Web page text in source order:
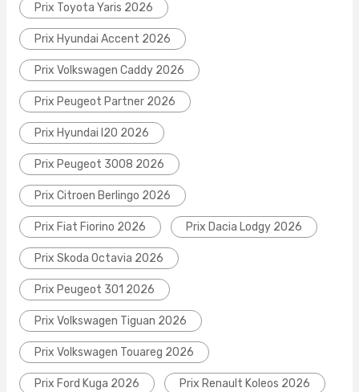
Prix Toyota Yaris 2026
Prix Hyundai Accent 2026
Prix Volkswagen Caddy 2026
Prix Peugeot Partner 2026
Prix Hyundai I20 2026
Prix Peugeot 3008 2026
Prix Citroen Berlingo 2026
Prix Fiat Fiorino 2026 Prix Dacia Lodgy 2026
Prix Skoda Octavia 2026
Prix Peugeot 301 2026
Prix Volkswagen Tiguan 2026
Prix Volkswagen Touareg 2026
Prix Ford Kuga 2026 Prix Renault Koleos 2026